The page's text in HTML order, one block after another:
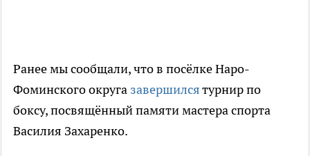
Ранее мы сообщали, что в посёлке Наро-
Фоминского округа завершилсятурнир по
боксу, посвящённый памяти мастера спорта
Василия Захаренко.